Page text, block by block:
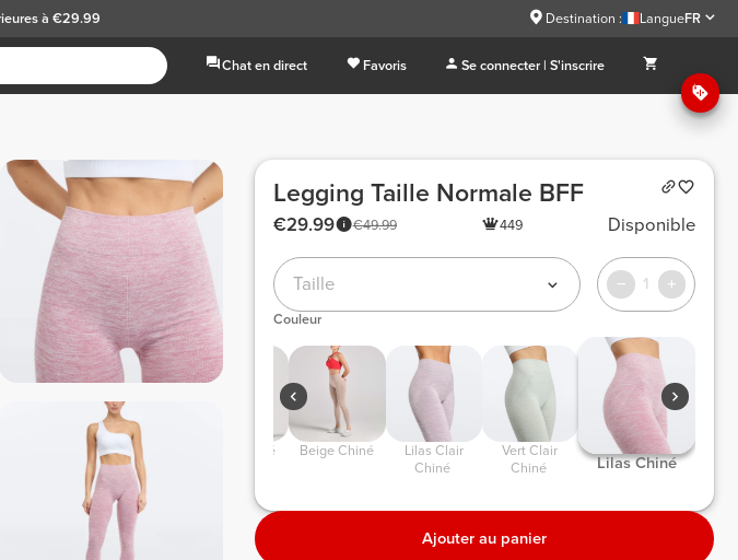
à €29.99 Destination : LangueFR
Chat en direct Favoris Se connecter | S'inscrire
Legging Taille Normale BFF
€49.99
€29.99 449 Disponible
Taille 1
Couleur
Rouge Chiné Rose Chiné Beige Chiné
Chiné
Vert Clair
Chiné
Lilas Chiné
Ajouter au panier